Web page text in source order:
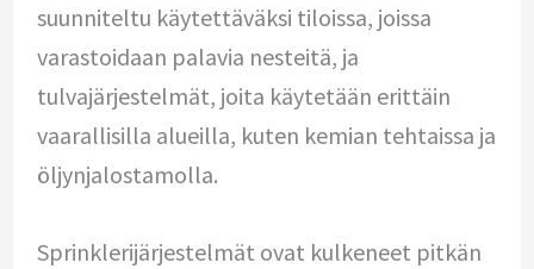
suunniteltu käytettäväksi tiloissa, joissa
varastoidaan palavia nesteitä, ja
tulvajärjestelmät, joita käytetään erittäin
vaarallisilla alueilla, kuten kemian tehtaissa ja
öljynjalostamolla.
Sprinklerijärjestelmät ovat kulkeneet pitkän